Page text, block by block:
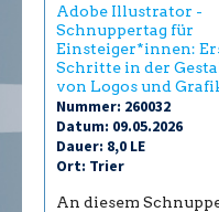
Adobe Illustrator -
Schnuppertag für
Einsteiger*innen:
Schritte in der
von Logos und
Nummer: 260032
Datum: 09.05.2026
Dauer: 8,0 LE
Ort: Trier
An diesem